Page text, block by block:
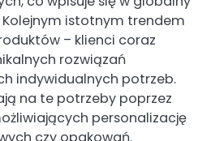
istotnym trendem
– klienci coraz
rozwiązań
indywidualnych potrzeb.
na te potrzeby poprzez
personalizację